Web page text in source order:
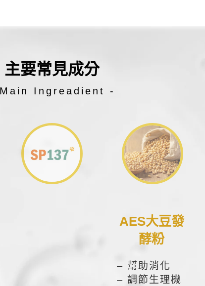
主要常見成分
Ingreadient -
AES大豆發
酵粉
– 幫助消化
– 調節生理機